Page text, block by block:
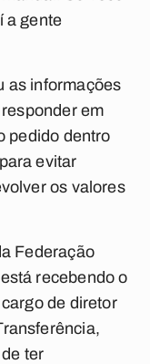
a gente
as informações
em
pedido dentro
evitar
os valores
Federação
recebendo o
de diretor
ter